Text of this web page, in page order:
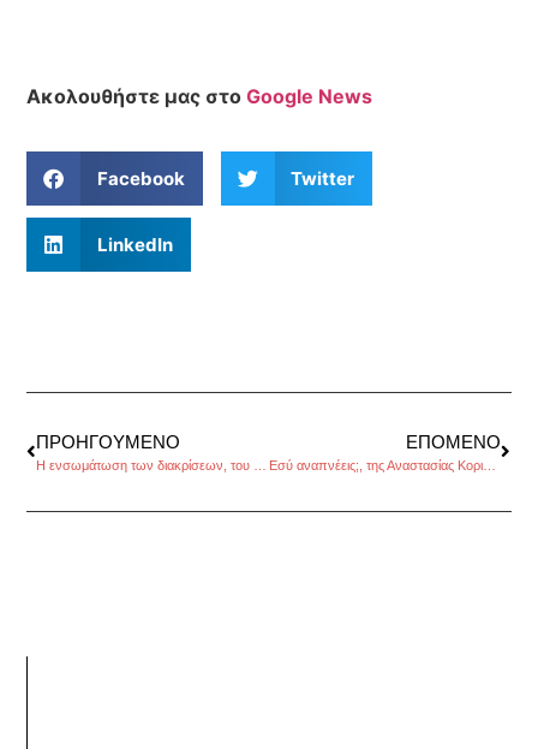
Ακολουθήστε μας στοGoogle News
Facebook Twitter
LinkedIn
ΠΡΟΗΓΟΎΜΕΝΟ ΕΠΌΜΕΝΟ
Εσύ αναπνέεις;, της Αναστασίας Κορινθίου